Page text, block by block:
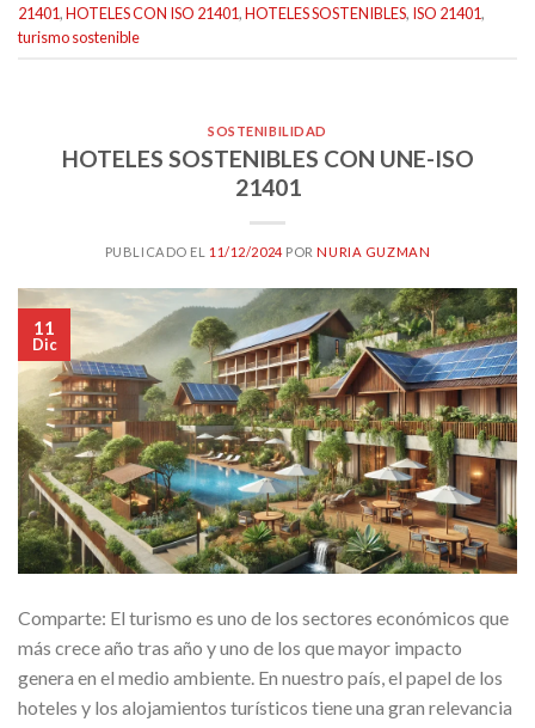
21401,HOTELES CON ISO 21401,HOTELES SOSTENIBLES, ISO 21401,
turismo sostenible
SOSTENIBILIDAD
HOTELES SOSTENIBLES CON UNE-ISO
21401
PUBLICADO EL 11/12/2024PORNURIA GUZMAN
11
Dic
Comparte: El turismo es uno de los sectores económicos que
más crece año tras año y uno de los que mayor impacto
genera en el medio ambiente. En nuestro país, el papel de los
hoteles y los alojamientos turísticos tiene una gran relevancia